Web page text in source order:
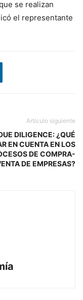
se realizan
el representante
Artículo siguiente
DILIGENCE: ¿QUÉ
EN CUENTA EN LOS
DE COMPRA-
DE EMPRESAS?